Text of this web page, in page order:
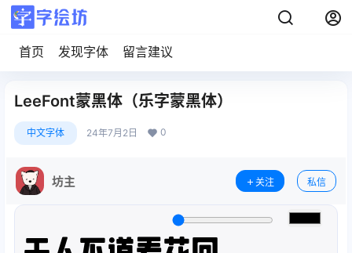
首页 发现字体 留言建议
LeeFont蒙黑体（乐字蒙黑体）
中文字体 24年7月2日 0
坊主 关注 私信